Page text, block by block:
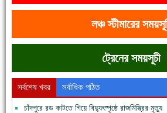
ফরিদগঞ্জের ভূমিহীন ২০ পরিবার আজ নিজের পাকা ঘরে
লঞ্চ স্টীমারের
ট্রেনের সময়সূচী
সর্বশেষ খবর সর্বাধিক পঠিত
চাঁদপুরে রড কাটতে গিয়ে বিদ্যুৎষ্পৃষ্ঠে রাজমিস্ত্রির মৃত্যু